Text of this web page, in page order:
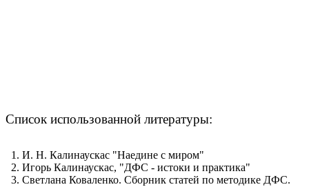
Список использованной литературы:
И. Н. Калинаускас "Наедине с миром"
Игорь Калинаускас, "ДФС - истоки и практика"
Светлана Коваленко. Сборник статей по методике ДФС.